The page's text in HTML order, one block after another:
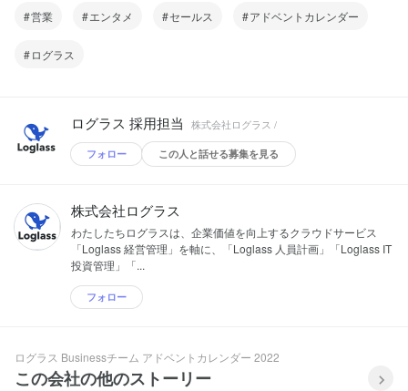
営業 エンタメ セールス アドベントカレンダー
ログラス
ログラス 採用担当 株式会社ログラス /
フォロー この人と話せる募集を見る
株式会社ログラス
わたしたちログラスは、企業価値を向上するクラウドサービス
「Loglass 経営管理」を軸に、「Loglass 人員計画」「Loglass IT
投資管理」「...
フォロー
ログラス Businessチーム アドベントカレンダー 2022
この会社の他のストーリー